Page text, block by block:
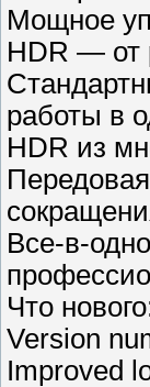
Мощное
HDR — от
работы в
HDR из
Все-в-
Что
Version
Improved